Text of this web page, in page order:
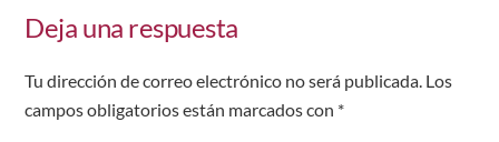
Deja una respuesta
Tu dirección de correo electrónico no será publicada. Los
campos obligatorios están marcados con *